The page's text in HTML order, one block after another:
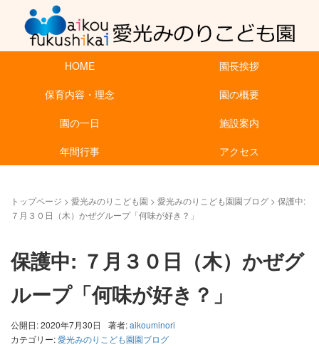
HOME
園長挨拶
保育内容・理念
園の概要
園の一日
施設案内
年間行事
アクセス
トップページ > 愛光みのりこども園 > 愛光みのりこども園園ブログ > 保護中:
７月３０日（木）かぜグループ「何味が好き？」
保護中: ７月３０日（木）かぜグ
ループ「何味が好き？」
公開日: 2020年7月30日 著者:aikouminori
カテゴリー:愛光みのりこども園園ブログ